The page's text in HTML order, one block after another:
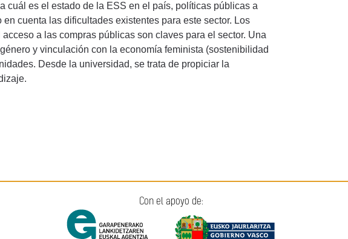
cuál es el estado de la ESS en el país, políticas públicas a
cuenta las dificultades existentes para este sector. Los
a las compras públicas son claves para el sector. Una
y vinculación con la economía feminista (sostenibilidad
Desde la universidad, se trata de propiciar la
Con el apoyo de: